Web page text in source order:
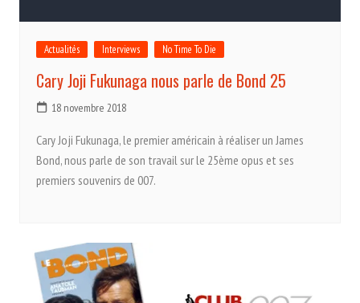
Actualités Interviews No Time To Die
Cary Joji Fukunaga nous parle de Bond 25
18 novembre 2018
Cary Joji Fukunaga, le premier américain à réaliser un James
Bond, nous parle de son travail sur le 25ème opus et ses
premiers souvenirs de 007.